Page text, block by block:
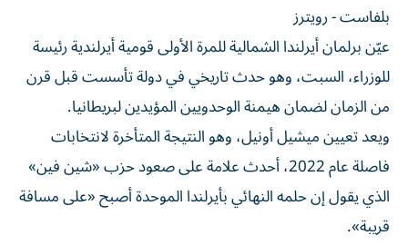
بلفاست - رويترز
عيّن برلمان أيرلندا الشمالية للمرة الأولى قومية أيرلندية رئيسة
للوزراء، السبت، وهو حدث تاريخي في دولة تأسست قبل قرن
من الزمان لضمان هيمنة الوحدويين المؤيدين لبريطانيا.
ويعد تعيين ميشيل أونيل، وهو النتيجة المتأخرة لانتخابات
فاصلة عام 2022، أحدث علامة على صعود حزب «شين فين»
الذي يقول إن حلمه النهائي بأيرلندا الموحدة أصبح «على مسافة
قريبة».